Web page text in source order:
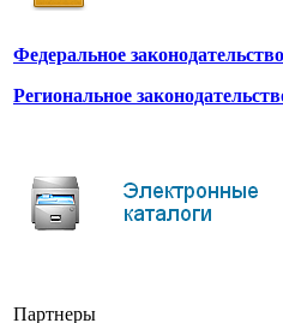
Федеральное законодательство
Региональное
Партнеры